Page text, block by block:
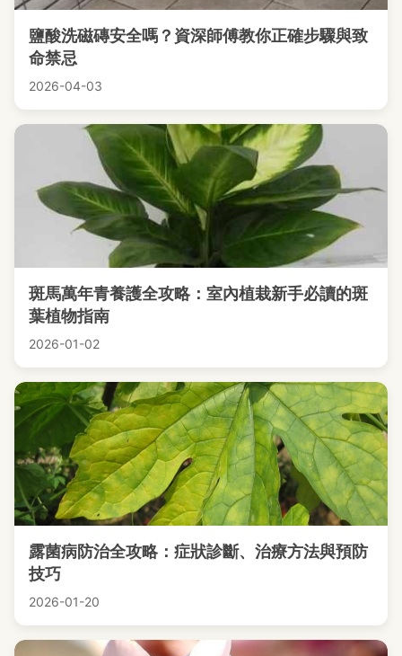
鹽酸洗磁磚安全嗎？資深師傅教你正確步驟與致
命禁忌
2026-04-03
斑馬萬年青養護全攻略：室內植栽新手必讀的斑
葉植物指南
2026-01-02
露菌病防治全攻略：症狀診斷、治療方法與預防
技巧
2026-01-20